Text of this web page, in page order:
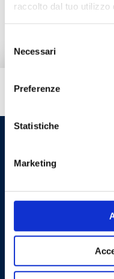
raccolto dal tuo utilizzo
delNecessari
Preferenze
Statistiche
Marketing
Prodotti